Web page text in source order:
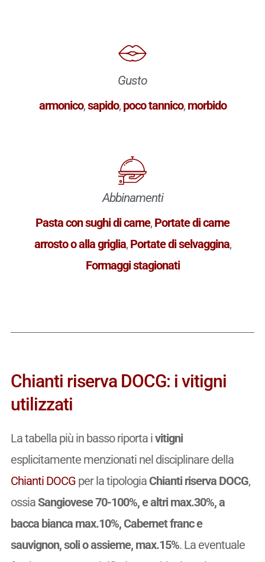
Gusto
armonico,sapido, poco tannico, morbido
Abbinamenti
Pasta con sughi di carne, Portate di carne
arrosto o alla griglia, Portate di selvaggina,
Formaggi stagionati
Chianti riserva DOCG: i vitigni
utilizzati
La tabella più in basso riporta ivitigni
esplicitamente menzionati nel disciplinare della
Chianti DOCGper la tipologia Chianti riserva DOCG,
ossiaSangiovese 70-100%, e altri max.30%, a
bacca bianca max.10%, Cabernet franc e
sauvignon, soli o assieme, max.15%. La eventuale